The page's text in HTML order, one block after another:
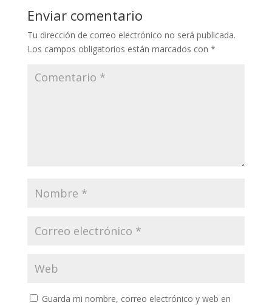
Enviar comentario
Tu dirección de correo electrónico no será publicada.
Los campos obligatorios están marcados con *
Guarda mi nombre, correo electrónico y web en